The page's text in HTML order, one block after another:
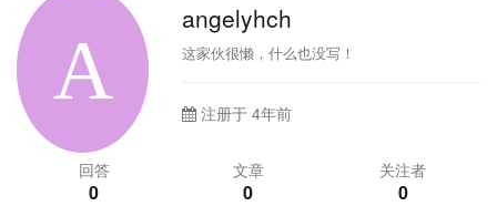
angelyhch
这家伙很懒，什么也没写！
注册于 4年前
回答
0
文章
0
关注者
0